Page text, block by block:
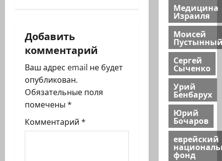
ц
и
я
з
а
п
Добавить
комментарий
Ваш адрес email не будет
опубликован.
Обязательные поля
помечены *
Комментарий *
Медицина
Израиля
Моисей
Сергей
Сыченко
Урий
Бенбарух
Юрий
Бочаров
еврейский
фонд